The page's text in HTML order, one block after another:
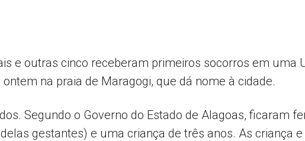
e outras cinco receberam primeiros socorros em uma
na praia de Maragogi, que dá nome à cidade.
Segundo o Governo do Estado de Alagoas, ficaram
gestantes) e uma criança de três anos. As criança